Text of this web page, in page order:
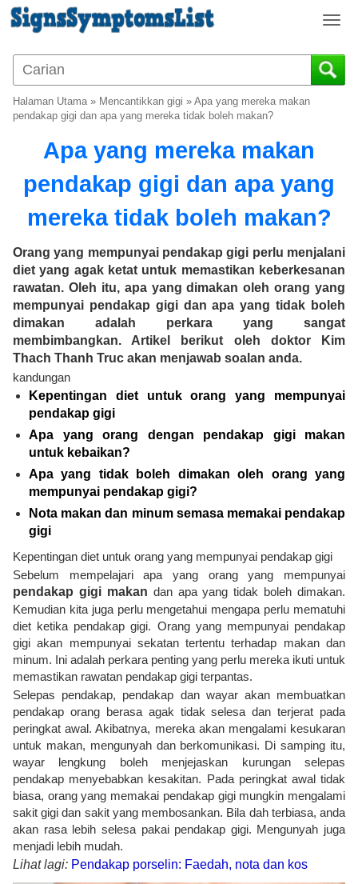
T
g
g
i
g
i
o
n
Halaman Utama» Mencantikkan gigi » Apa yang mereka makan
pendakap gigi dan apa yang mereka tidak boleh makan?
Apa yang mereka makan
pendakap gigi dan apa yang
mereka tidak boleh makan?
Orang yang mempunyai pendakap gigi perlu menjalani
diet yang agak ketat untuk memastikan keberkesanan
rawatan. Oleh itu, apa yang dimakan oleh orang yang
mempunyai pendakap gigi dan apa yang tidak boleh
dimakan adalah perkara yang sangat
membimbangkan. Artikel berikut oleh doktor Kim
Thach Thanh Truc akan menjawab soalan anda.
kandungan
Kepentingan diet untuk orang yang mempunyai
pendakap gigi
Apa yang orang dengan pendakap gigi makan
untuk kebaikan?
Apa yang tidak boleh dimakan oleh orang yang
mempunyai pendakap gigi?
Nota makan dan minum semasa memakai pendakap
gigi
Kepentingan diet untuk orang yang mempunyai pendakap gigi
Sebelum mempelajari apa yang orang yang mempunyai
pendakap gigi makan dan apa yang tidak boleh dimakan.
Kemudian kita juga perlu mengetahui mengapa perlu mematuhi
diet ketika pendakap gigi. Orang yang mempunyai pendakap
gigi akan mempunyai sekatan tertentu terhadap makan dan
minum. Ini adalah perkara penting yang perlu mereka ikuti untuk
memastikan rawatan pendakap gigi terpantas.
Selepas pendakap, pendakap dan wayar akan membuatkan
pendakap orang berasa agak tidak selesa dan terjerat pada
peringkat awal. Akibatnya, mereka akan mengalami kesukaran
untuk makan, mengunyah dan berkomunikasi. Di samping itu,
wayar lengkung boleh menjejaskan kurungan selepas
pendakap menyebabkan kesakitan. Pada peringkat awal tidak
biasa, orang yang memakai pendakap gigi mungkin mengalami
sakit gigi dan sakit yang membosankan. Bila dah terbiasa, anda
akan rasa lebih selesa pakai pendakap gigi. Mengunyah juga
menjadi lebih mudah.
Lihat lagi: Pendakap porselin: Faedah, nota dan kos